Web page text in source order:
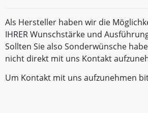
Als Hersteller haben wir die
IHRER Wunschstärke und
Sollten Sie also Sonderwünsche
nicht direkt mit uns Kontakt
Um Kontakt mit uns aufzunehmen